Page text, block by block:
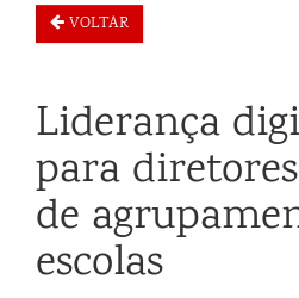
VOLTAR
Liderança
para
de
escolas